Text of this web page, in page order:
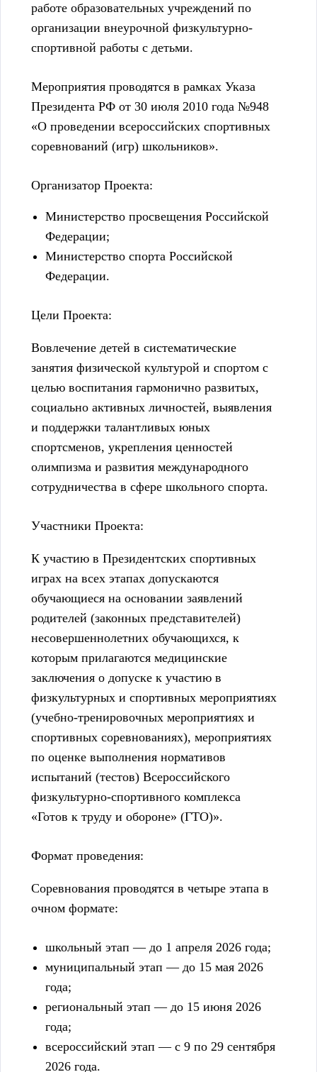
работе образовательных учреждений по
организации внеурочной физкультурно-
спортивной работы с детьми.
Мероприятия проводятся в рамках Указа
Президента РФ от 30 июля 2010 года №948
«О проведении всероссийских спортивных
соревнований (игр) школьников».
Организатор Проекта:
Министерство просвещения Российской
Федерации;
Министерство спорта Российской
Федерации.
Цели Проекта:
Вовлечение детей в систематические
занятия физической культурой и спортом с
целью воспитания гармонично развитых,
социально активных личностей, выявления
и поддержки талантливых юных
спортсменов, укрепления ценностей
олимпизма и развития международного
сотрудничества в сфере школьного спорта.
Участники Проекта:
К участию в Президентских спортивных
играх на всех этапах допускаются
обучающиеся на основании заявлений
родителей (законных представителей)
несовершеннолетних обучающихся, к
которым прилагаются медицинские
заключения о допуске к участию в
физкультурных и спортивных мероприятиях
(учебно-тренировочных мероприятиях и
спортивных соревнованиях), мероприятиях
по оценке выполнения нормативов
испытаний (тестов) Всероссийского
физкультурно-спортивного комплекса
«Готов к труду и обороне» (ГТО)».
Формат проведения:
Соревнования проводятся в четыре этапа в
очном формате:
школьный этап — до 1 апреля 2026 года;
муниципальный этап — до 15 мая 2026
года;
региональный этап — до 15 июня 2026
года;
всероссийский этап — с 9 по 29 сентября
2026 года.